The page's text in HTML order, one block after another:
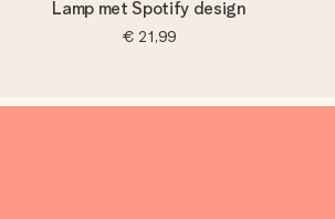
Lamp met Spotify design
€ 21,99